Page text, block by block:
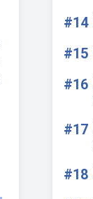
#14
#15
#16
#17
#18